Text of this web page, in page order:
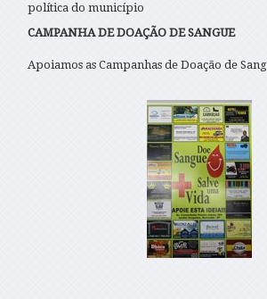
política do município
CAMPANHA DE DOAÇÃO DE SANGUE
Apoiamos as Campanhas de Doação de